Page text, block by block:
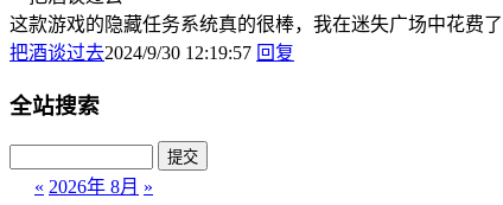
这款游戏的隐藏任务系统真的很棒，我在迷失广场中花费
把酒谈过去2024/9/30 12:19:57 回复
全站搜索
« 2026年 8月 »